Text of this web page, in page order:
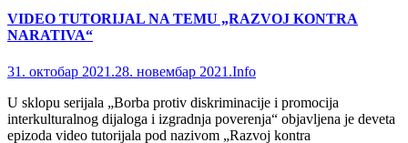
VIDEO TUTORIJAL NA TEMU „RAZVOJ KONTRA
NARATIVA“
31. октобар 2021.28. новембар 2021.Info
U sklopu serijala „Borba protiv diskriminacije i promocija
interkulturalnog dijaloga i izgradnja poverenja“ objavljena je deveta
epizoda video tutorijala pod nazivom „Razvoj kontra